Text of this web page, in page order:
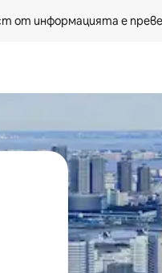
от информацията е